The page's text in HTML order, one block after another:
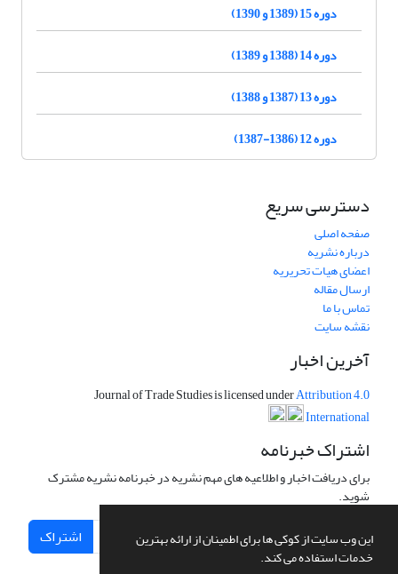
این وب سایت از کوکی ها برای اطمینان از ارائه بهترین
خدمات استفاده می کند.
دوره 15 (1389 و 1390)
دوره 14 (1388 و 1389)
دوره 13 (1387 و 1388)
دوره 12 (1386-1387)
دسترسی سریع
صفحه اصلی
درباره نشریه
اعضای هیات تحریریه
ارسال مقاله
تماس با ما
نقشه سایت
آخرین اخبار
Journal of Trade Studies is licensed underAttribution 4.0
International
اشتراک خبرنامه
برای دریافت اخبار و اطلاعیه های مهم نشریه در خبرنامه نشریه مشترک
شوید.
اشتراک